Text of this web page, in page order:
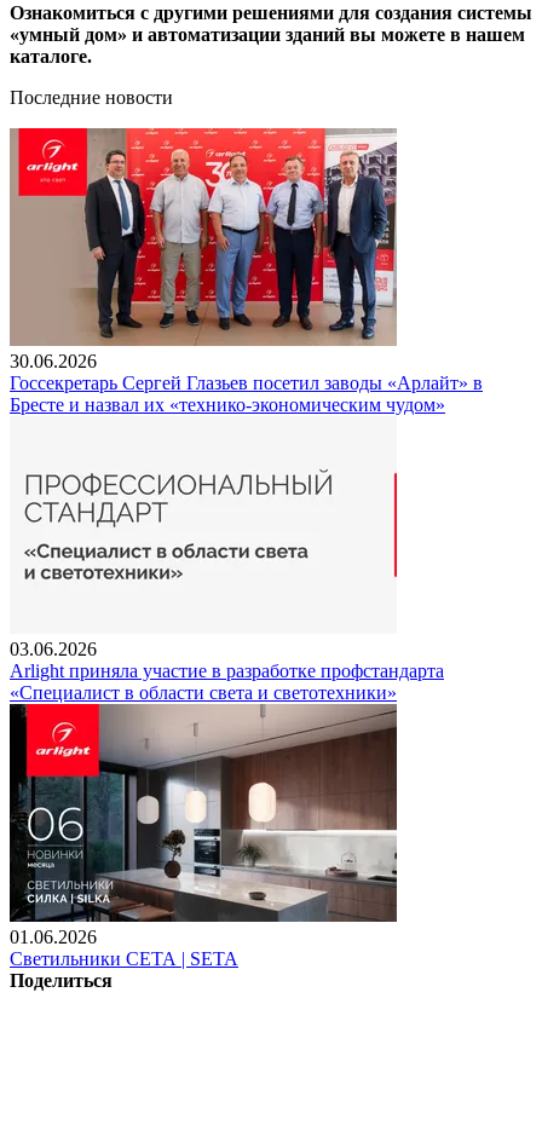
Ознакомиться с другими решениями для создания системы
«умный дом» и автоматизации зданий вы можете в нашем
каталоге.
Последние новости
30.06.2026
Госсекретарь Сергей Глазьев посетил заводы «Арлайт» в
Бресте и назвал их «технико-экономическим чудом»
03.06.2026
Arlight приняла участие в разработке профстандарта
«Специалист в области света и светотехники»
01.06.2026
Светильники СЕТА | SETA
Поделиться